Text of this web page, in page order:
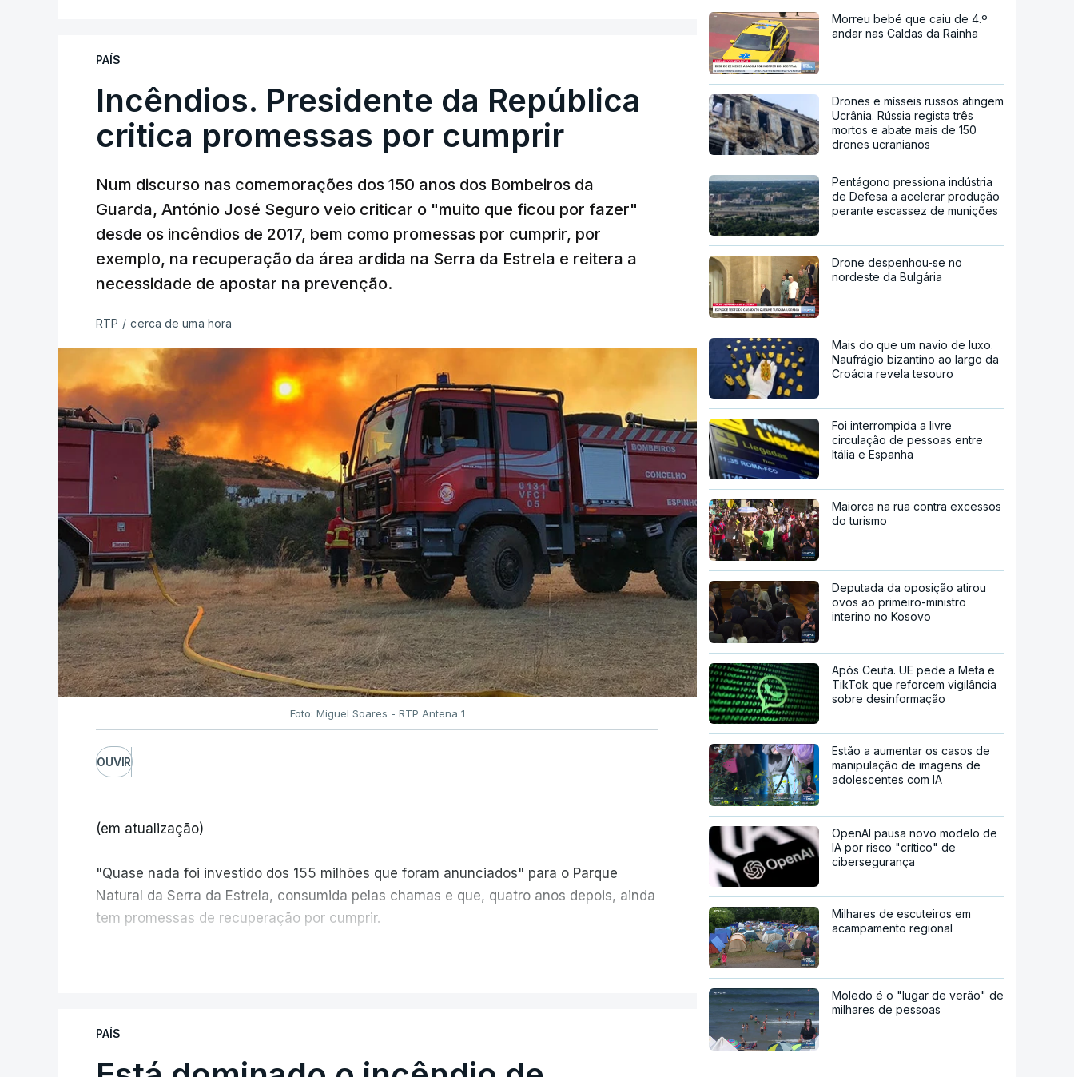
PAÍS
Incêndios. Presidente da República
critica promessas por cumprir
Num discurso nas comemorações dos 150 anos dos Bombeiros da
Guarda, António José Seguro veio criticar o "muito que ficou por fazer"
desde os incêndios de 2017, bem como promessas por cumprir, por
exemplo, na recuperação da área ardida na Serra da Estrela e reitera a
necessidade de apostar na prevenção.
RTP / cerca de uma hora
Foto: Miguel Soares - RTP Antena 1
OUVIR
(em atualização)
"Quase nada foi investido dos 155 milhões que foram anunciados" para o Parque
Natural da Serra da Estrela, consumida pelas chamas e que, quatro anos depois, ainda
tem promessas de recuperação por cumprir.
ERRO 100
PAÍS
Morreu bebé que caiu de 4.º
andar nas Caldas da Rainha
Drones e mísseis russos atingem
Ucrânia. Rússia regista três
mortos e abate mais de 150
drones ucranianos
Pentágono pressiona indústria
de Defesa a acelerar produção
perante escassez de munições
Drone despenhou-se no
nordeste da Bulgária
Mais do que um navio de luxo.
Naufrágio bizantino ao largo da
Croácia revela tesouro
Foi interrompida a livre
circulação de pessoas entre
Itália e Espanha
Maiorca na rua contra excessos
do turismo
Deputada da oposição atirou
ovos ao primeiro-ministro
interino no Kosovo
Após Ceuta. UE pede a Meta e
TikTok que reforcem vigilância
sobre desinformação
Estão a aumentar os casos de
manipulação de imagens de
adolescentes com IA
OpenAI pausa novo modelo de
IA por risco "crítico" de
cibersegurança
Milhares de escuteiros em
acampamento regional
Moledo é o "lugar de verão" de
milhares de pessoas